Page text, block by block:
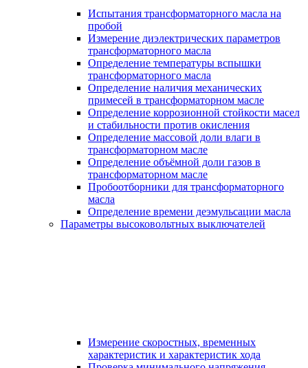
Испытания трансформаторного масла на
пробой
Измерение диэлектрических параметров
трансформаторного масла
Определение температуры вспышки
трансформаторного масла
Определение наличия механических
примесей в трансформаторном масле
Определение коррозионной стойкости масел
и стабильности против окисления
Определение массовой доли влаги в
трансформаторном масле
Определение объёмной доли газов в
трансформаторном масле
Пробоотборники для трансформаторного
масла
Определение времени деэмульсации масла
Параметры высоковольтных выключателей
Измерение скоростных, временных
характеристик и характеристик хода